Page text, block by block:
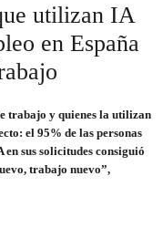
utilizan IA
en España
trabajo y quienes la utilizan
el 95% de las personas
en sus solicitudes consiguió
trabajo nuevo”,